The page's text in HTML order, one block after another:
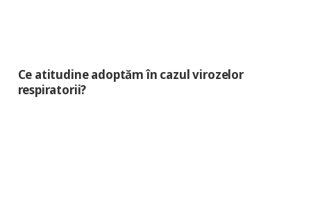
Ce atitudine adoptăm în cazul virozelor
respiratorii?